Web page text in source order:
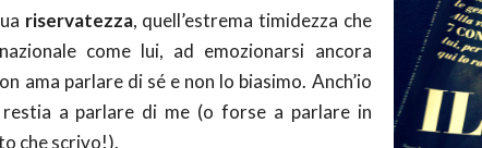
riservatezza, quell’estrema timidezza che
come lui, ad emozionarsi ancora
ama parlare di sé e non lo biasimo. Anch’io
a parlare di me (o forse a parlare in
che scrivo!).